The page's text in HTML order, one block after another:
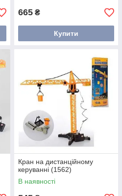
665 ₴
Купити
Кран на дистанційному
керуванні (1562)
В наявності